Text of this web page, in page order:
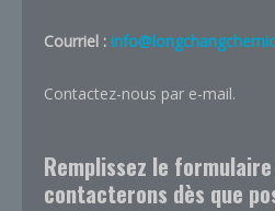
Courriel :
Contactez-nous par e-mail.
Remplissez le
contacterons dès que